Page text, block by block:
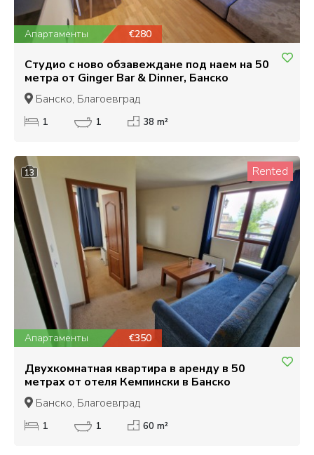
Апартаменты €280
Студио с ново обзавеждане под наем на 50
метра от Ginger Bar & Dinner, Банско
Банско, Благоевград
1 1 38 m²
13 Rented
Апартаменты €350
Двухкомнатная квартира в аренду в 50
метрах от отеля Кемпински в Банско
Банско, Благоевград
1 1 60 m²